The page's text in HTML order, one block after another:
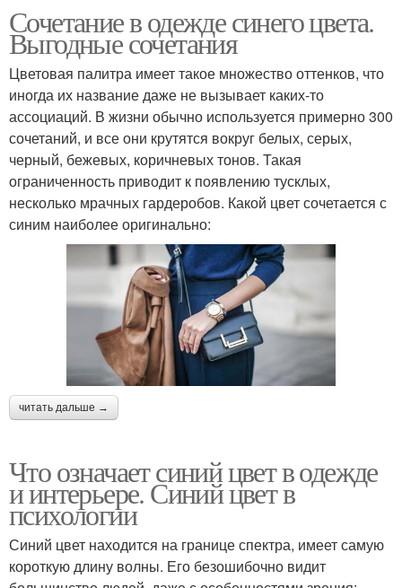
Сочетание в одежде синего цвета.
Выгодные сочетания
Цветовая палитра имеет такое множество оттенков, что
иногда их название даже не вызывает каких-то
ассоциаций. В жизни обычно используется примерно 300
сочетаний, и все они крутятся вокруг белых, серых,
черный, бежевых, коричневых тонов. Такая
ограниченность приводит к появлению тусклых,
несколько мрачных гардеробов. Какой цвет сочетается с
синим наиболее оригинально:
читать дальше →
Что означает синий цвет в одежде
и интерьере. Синий цвет в
психологии
Синий цвет находится на границе спектра, имеет самую
короткую длину волны. Его безошибочно видит